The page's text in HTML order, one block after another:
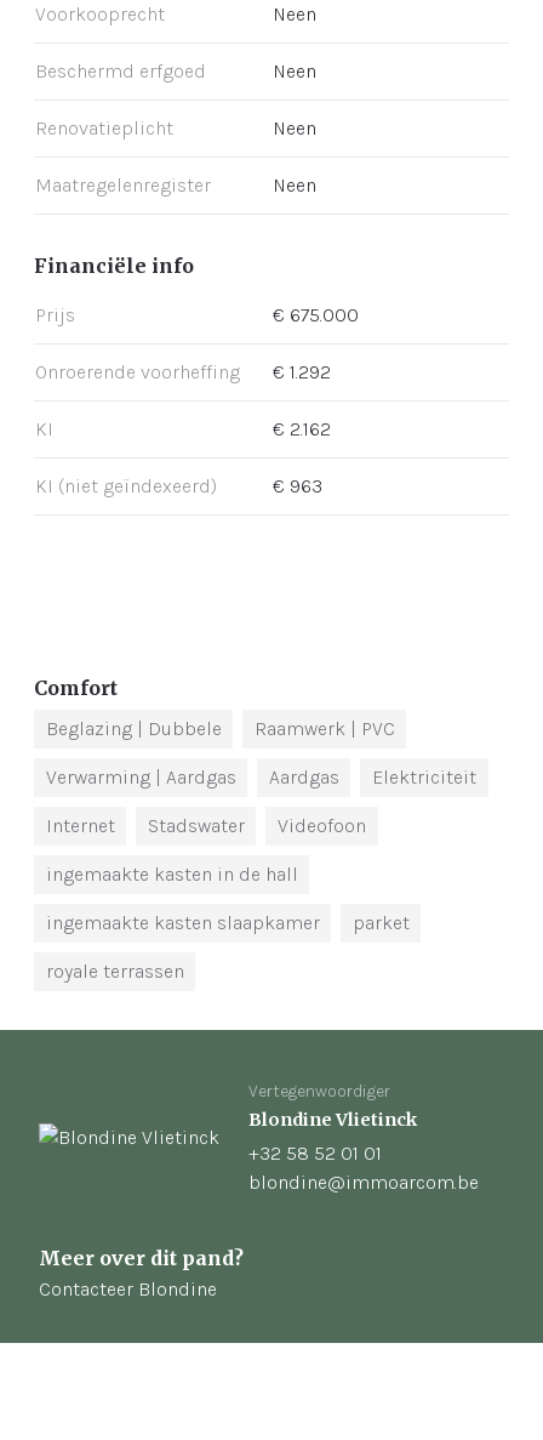
Voorkooprecht Neen
Beschermd erfgoed Neen
Renovatieplicht Neen
Maatregelenregister Neen
Financiële info
Prijs € 675.000
Onroerende voorheffing € 1.292
KI € 2.162
KI (niet geïndexeerd) € 963
Comfort
Beglazing | Dubbele Raamwerk | PVC
Verwarming | Aardgas Aardgas Elektriciteit
Internet Stadswater Videofoon
ingemaakte kasten in de hall
ingemaakte kasten slaapkamer parket
royale terrassen
Vertegenwoordiger
Blondine Vlietinck
+32 58 52 01 01
blondine@immoarcom.be
Meer over dit pand?
Contacteer Blondine